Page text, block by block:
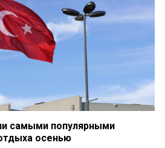
самыми популярными
осенью